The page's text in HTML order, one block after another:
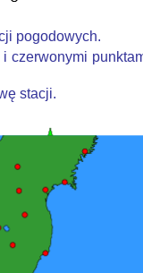
pogodowych.
i czerwonymi
stacji.